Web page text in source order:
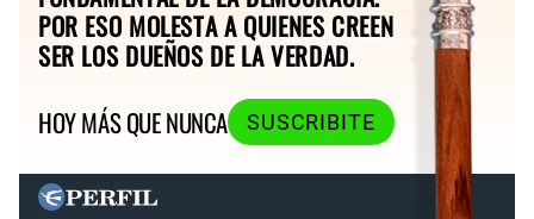
POR ESO MOLESTA A QUIENES CREEN
SER LOS DUEÑOS DE LA VERDAD.
HOY MÁS QUE NUNCA
SUSCRIBITE